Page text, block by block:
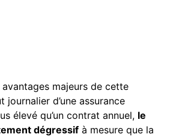
avantages majeurs de cette
journalier d’une assurance
élevé qu’un contrat annuel, le
dégressif à mesure que la